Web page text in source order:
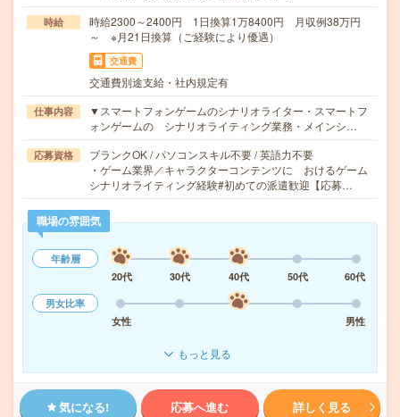
時給
時給2300～2400円 1日換算1万8400円 月収例38万円
～ ※月21日換算（ご経験により優遇）
交通費
交通費別途支給・社内規定有
仕事内容
▼スマートフォンゲームのシナリオライター・スマートフ
ォンゲームの シナリオライティング業務・メインシ…
応募資格
ブランクOK / パソコンスキル不要 / 英語力不要
・ゲーム業界／キャラクターコンテンツに おけるゲーム
シナリオライティング経験#初めての派遣歓迎【応募…
職場の雰囲気
年齢層
20代
30代 40代 50代
60代
男女比率
女性
男性
もっと見る
気になる! 応募へ進む 詳しく見る